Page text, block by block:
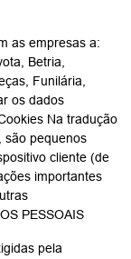
as empresas a:
Betria,
Funilária,
os dados
Na tradução
são pequenos
cliente (de
importantes
PESSOAIS
pela